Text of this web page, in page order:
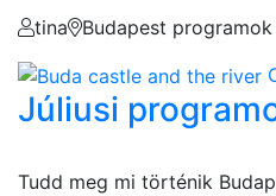
tina
Budapest programok
Júliusi
Tudd meg mi történik